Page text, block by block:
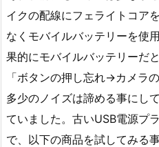
イクの配線にフェライトコア
なくモバイルバッテリーを使
果的にモバイルバッテリーだ
「ボタンの押し忘れ→カメラ
多少のノイズは諦める事にし
ていました。古いUSB電源プ
で、以下の商品を試してみる